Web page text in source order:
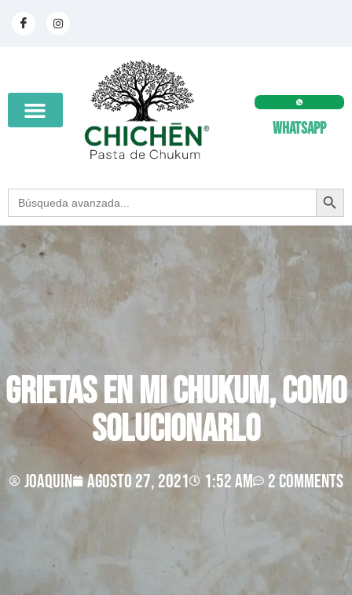
Whatsapp
Search
for:
SEARCH
Grietas en mi Chukum, como
solucionarlo
joaquin agosto 27, 2021 1:52 am 2 Comments